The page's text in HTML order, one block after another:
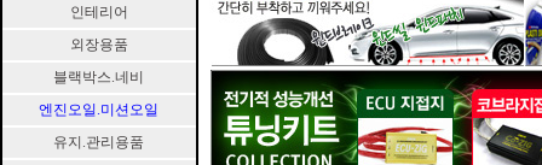
인테리어
외장용품
블랙박스.네비
엔진오일.미션오일
유지.관리용품